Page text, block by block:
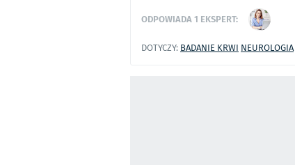
ODPOWIADA1 EKSPERT:
DOTYCZY: BADANIE KRWI NEUROLOGIA